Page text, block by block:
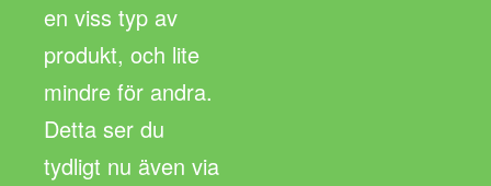
en viss typ av
produkt, och lite
mindre för andra.
Detta ser du
tydligt nu även via